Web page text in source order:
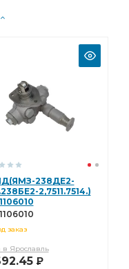
238ДЕ2-
2,7511.7514.)
заказ
в Ярославль
Р